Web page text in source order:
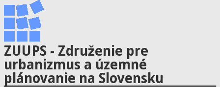
ZUUPS - Združenie pre
urbanizmus a územné
plánovanie na Slovensku